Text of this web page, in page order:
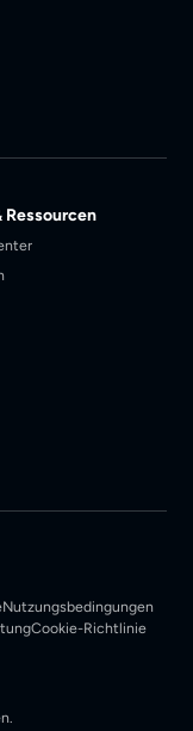
Ressourcen
Nutzungsbedingungen
Cookie-Richtlinie